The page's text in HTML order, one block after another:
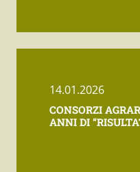
14.01.2026
CONSORZI
ANNI DI